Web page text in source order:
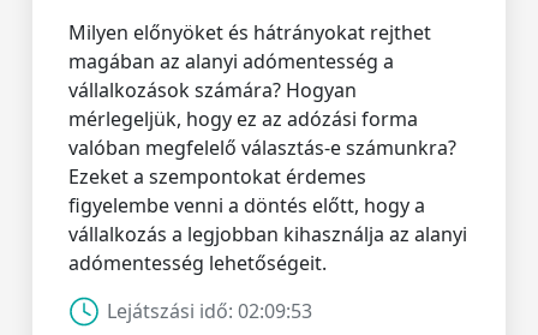
Milyen előnyöket és hátrányokat rejthet
magában az alanyi adómentesség a
vállalkozások számára? Hogyan
mérlegeljük, hogy ez az adózási forma
valóban megfelelő választás-e számunkra?
Ezeket a szempontokat érdemes
figyelembe venni a döntés előtt, hogy a
vállalkozás a legjobban kihasználja az alanyi
adómentesség lehetőségeit.
Lejátszási idő: 02:09:53